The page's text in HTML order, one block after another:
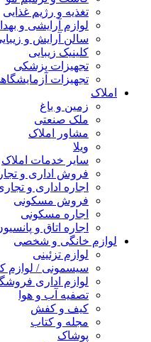
تغذیه و رژیم غذایی
لوازم آرایشی و
سالن آرایش و
کلینیک زیبایی
تجهیزات پزشکی
تجهیزات
املاک
زمین و باغ
ملک صنعتی
مشاور املاک
ویلا
سایر خدمات املاک
فروش اداری و
اجاره اداری و
فروش مسکونی
اجاره مسکونی
اجاره اتاق و
لوازم خانگی و شخصی
لوازم تزئینی
سیسمونی / لوازم
لوازم اداری
تصفیه آب و هوا
کیف و کفش
مجله و کتاب
پوشاک